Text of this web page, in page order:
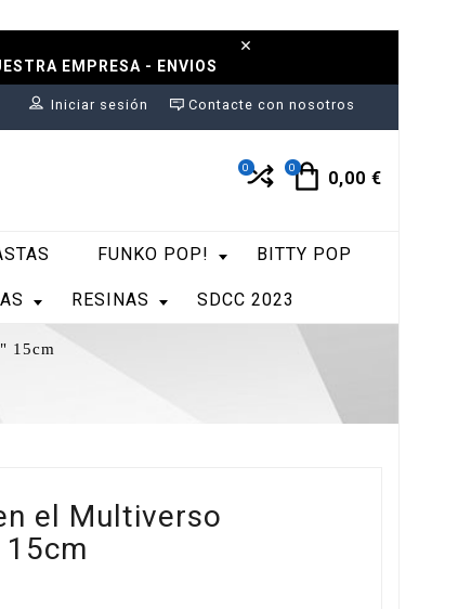
EMPRESA - ENVIOS
Contacte con nosotros
Iniciar sesión
0
0,00 €
0
FUNKO POP! BITTY POP
RESINAS SDCC 2023
15cm
el Multiverso